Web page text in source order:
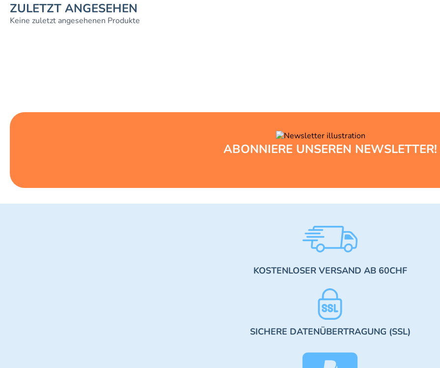
ZULETZT ANGESEHEN
Keine zuletzt angesehenen Produkte
ABONNIERE UNSEREN NEWSLETTER!
KOSTENLOSER VERSAND AB 60CHF
SICHERE DATENÜBERTRAGUNG (SSL)